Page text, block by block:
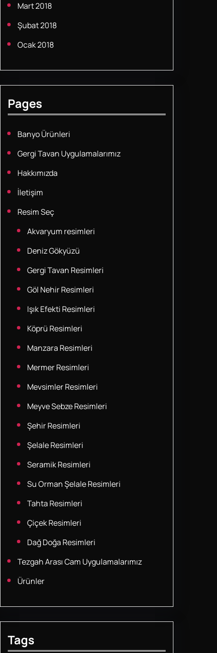
Mart 2018
Şubat 2018
Ocak 2018
Pages
Banyo Ürünleri
Gergi Tavan Uygulamalarımız
Hakkımızda
İletişim
Resim Seç
Akvaryum resimleri
Deniz Gökyüzü
Gergi Tavan Resimleri
Göl Nehir Resimleri
Işık Efekti Resimleri
Köprü Resimleri
Manzara Resimleri
Mermer Resimleri
Mevsimler Resimleri
Meyve Sebze Resimleri
Şehir Resimleri
Şelale Resimleri
Seramik Resimleri
Su Orman Şelale Resimleri
Tahta Resimleri
Çiçek Resimleri
Dağ Doğa Resimleri
Tezgah Arası Cam Uygulamalarımız
Ürünler
Tags